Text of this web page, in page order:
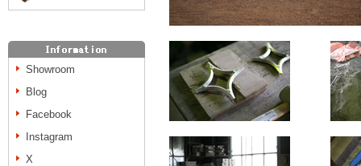
Showroom
Blog
Facebook
Instagram
X